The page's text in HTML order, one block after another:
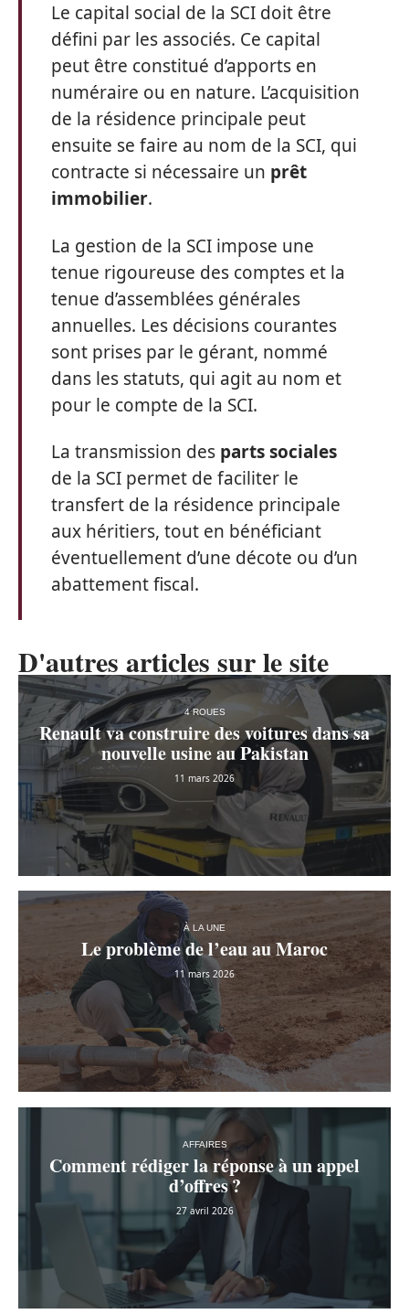
Le capital social de la SCI doit être
défini par les associés. Ce capital
peut être constitué d’apports en
numéraire ou en nature. L’acquisition
de la résidence principale peut
ensuite se faire au nom de la SCI, qui
contracte si nécessaire un prêt
immobilier.
La gestion de la SCI impose une
tenue rigoureuse des comptes et la
tenue d’assemblées générales
annuelles. Les décisions courantes
sont prises par le gérant, nommé
dans les statuts, qui agit au nom et
pour le compte de la SCI.
La transmission des parts sociales
de la SCI permet de faciliter le
transfert de la résidence principale
aux héritiers, tout en bénéficiant
éventuellement d’une décote ou d’un
abattement fiscal.
D'autres articles sur le site
4 ROUES
Renault va construire des voitures dans sa
nouvelle usine au Pakistan
11 mars 2026
À LA UNE
Le problème de l’eau au Maroc
11 mars 2026
AFFAIRES
Comment rédiger la réponse à un appel
d’offres ?
27 avril 2026